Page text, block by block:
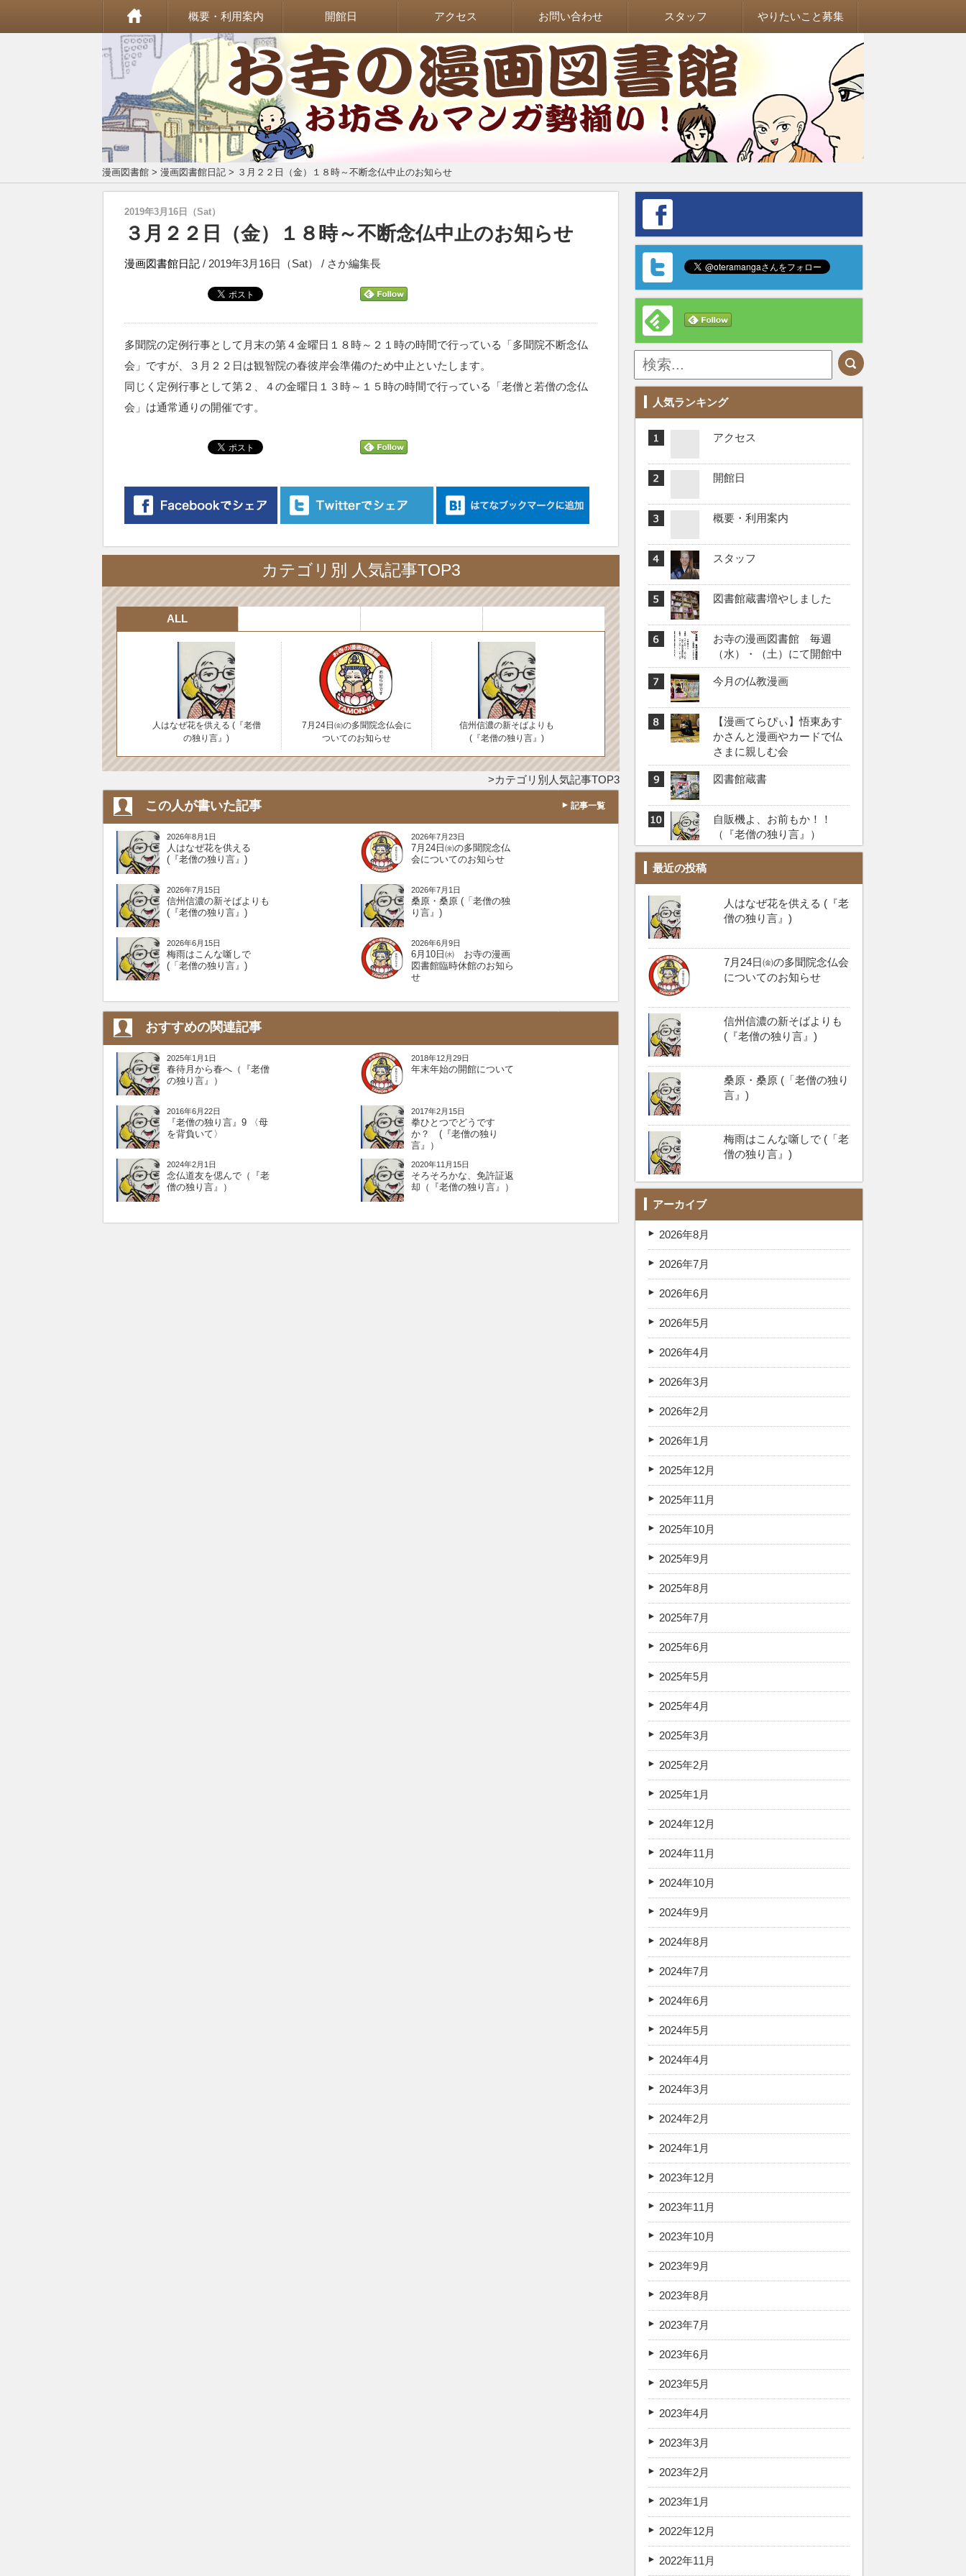
概要・利用案内 開館日 アクセス お問い合わせ スタッフ やりたいこと募集
漫画図書館 > 漫画図書館日記 > ３月２２日（金）１８時～不断念仏中止のお知らせ
2019年3月16日（Sat）
３月２２日（金）１８時～不断念仏中止のお知らせ
漫画図書館日記 / 2019年3月16日（Sat） / さか編集長
多聞院の定例行事として月末の第４金曜日１８時～２１時の時間で行っている「多聞院不断念仏
会」ですが、３月２２日は観智院の春彼岸会準備のため中止といたします。
同じく 定例行事として第２、４の金曜日１３時～１５時の時間で行っている
「老僧と若僧の念仏
会」は通常通りの開催です。
カテゴリ別 人気記事TOP3
ALL
人はなぜ花を供える (『老僧
の独り言』)
7月24日㈮の多聞院念仏会に
ついてのお知らせ
信州信濃の新そばよりも
(『老僧の独り言』)
カテゴリ別人気記事TOP3
この人が書いた記事 記事一覧
2026年8月1日
人はなぜ花を供える
(『老僧の独り言』)
2026年7月23日
7月24日㈮の多聞院念仏
会についてのお知らせ
2026年7月15日
信州信濃の新そばよりも
(『老僧の独り言』)
2026年7月1日
桑原・桑原 (「老僧の独
り言』)
2026年6月15日
梅雨はこんな噺しで
(「老僧の独り言』)
2026年6月9日
6月10日㈬ お寺の漫画
図書館臨時休館のお知ら
せ
おすすめの関連記事
2025年1月1日
春待月から春へ（『老僧
の独り言』）
2018年12月29日
年末年始の開館について
2016年6月22日
『老僧の独り言』9 〈母
を背負いて〉
2017年2月15日
拳ひとつでどうです
か？ (『老僧の独り
言』）
2024年2月1日
念仏道友を偲んで（『老
僧の独り言』）
2020年11月15日
そろそろかな、免許証返
却（『老僧の独り言』）
人気ランキング
アクセス
開館日
概要・利用案内
スタッフ
図書館蔵書増やしました
お寺の漫画図書館 毎週
（水）・（土）にて開館中
今月の仏教漫画
【漫画てらぴぃ】悟東あす
かさんと漫画やカードで仏
さまに親しむ会
図書館蔵書
自販機よ、お前もか！！️
（『老僧の独り言』）
最近の投稿
人はなぜ花を供える (『老
僧の独り言』)
7月24日㈮の多聞院念仏会
についてのお知らせ
信州信濃の新そばよりも
(『老僧の独り言』)
桑原・桑原 (「老僧の独り
言』)
梅雨はこんな噺しで (「老
僧の独り言』)
アーカイブ
2026年8月
2026年7月
2026年6月
2026年5月
2026年4月
2026年3月
2026年2月
2026年1月
2025年12月
2025年11月
2025年10月
2025年9月
2025年8月
2025年7月
2025年6月
2025年5月
2025年4月
2025年3月
2025年2月
2025年1月
2024年12月
2024年11月
2024年10月
2024年9月
2024年8月
2024年7月
2024年6月
2024年5月
2024年4月
2024年3月
2024年2月
2024年1月
2023年12月
2023年11月
2023年10月
2023年9月
2023年8月
2023年7月
2023年6月
2023年5月
2023年4月
2023年3月
2023年2月
2023年1月
2022年12月
2022年11月